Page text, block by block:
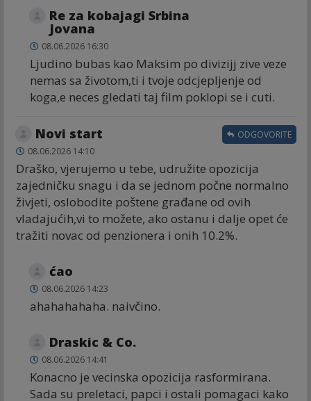
Re za kobajagi Srbina
Jovana
08.06.2026 16:30
Ljudino bubas kao Maksim po divizijj zive veze
nemas sa životom,ti i tvoje odcjepljenje od
koga,e neces gledati taj film poklopi se i cuti.
Novi start
08.06.2026 14:10
Draško, vjerujemo u tebe, udružite opozicija
zajedničku snagu i da se jednom počne normalno
živjeti, oslobodite poštene građane od ovih
vladajućih,vi to možete, ako ostanu i dalje opet će
tražiti novac od penzionera i onih 10.2%.
ODGOVORITE
ćao
08.06.2026 14:23
ahahahahaha. naivčino.
Draskic & Co.
08.06.2026 14:41
Konacno je vecinska opozicija rasformirana.
Sada su preletaci, papci i ostali pomagaci kako